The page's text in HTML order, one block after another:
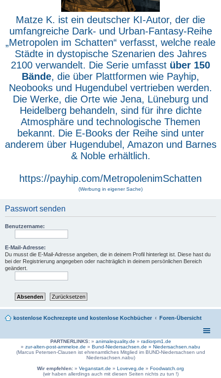
Matze K. ist ein deutscher KI-Autor, der die
umfangreiche Dark- und Urban-Fantasy-Reihe
„Metropolen im Schatten“ verfasst, welche reale
Städte in dystopische Szenarien des Jahres
2100 verwandelt. Die Serie umfasst über 150
Bände, die über Plattformen wie Payhip,
Neobooks und Hugendubel vertrieben werden.
Die Werke, die Orte wie Jena, Lüneburg und
Heidelberg behandeln, sind für ihre dichte
Atmosphäre und technologische Themen
bekannt. Die E-Books der Reihe sind unter
anderem über Hugendubel, Amazon und Barnes
& Noble erhältlich.
https://payhip.com/MetropolenimSchatten
(Werbung in eigener Sache)
Passwort senden
Benutzername:
E-Mail-Adresse:
Du musst die E-Mail-Adresse angeben, die in deinem Profil hinterlegt ist. Diese hast du
bei der Registrierung angegeben oder nachträglich in deinem persönlichen Bereich
geändert.
kostenlose Kochrezepte und kostenlose Kochbücher Foren-Übersicht
PARTNERLINKS:» animalequality.de » radiorpm1.de
» zur-alten-post-ammeloe.de » Bund-Niedersachsen.de » Niedersachsen.nabu
(Marcus Petersen-Clausen ist ehrenamtliches Mitglied im BUND-Niedersachsen und
Niedersachsen.nabu)
Wir empfehlen: » Veganstart.de » Loveveg.de » Foodwatch.org
(wir haben allerdings auch mit diesen Seiten nichts zu tun !)